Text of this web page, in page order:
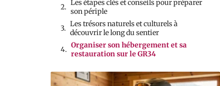
Les étapes clés et conseils pour préparer
son périple
Les trésors naturels et culturels à
découvrir le long du sentier
Organiser son hébergement et sa
restauration sur le GR34